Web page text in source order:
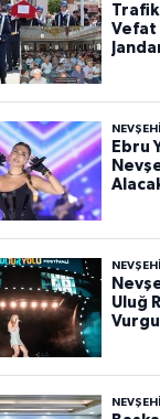
Trafik
Vefat
Ebru
Uluğ